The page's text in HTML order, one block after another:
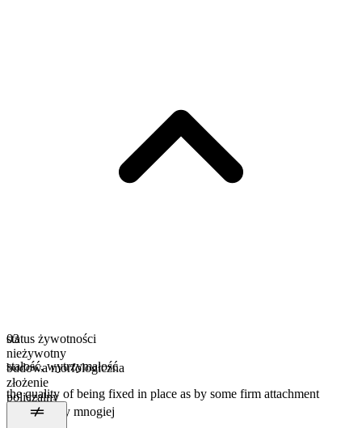
status żywotności
nieżywotny
budowa morfologiczna
złożenie
policzalny
forma liczby mnogiej
03
stałość,wytrzymałość
the quality of being fixed in place as by some firm attachment